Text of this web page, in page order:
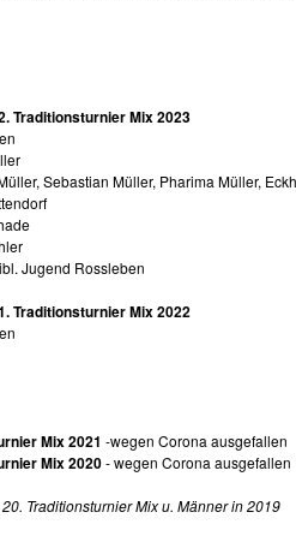
Traditionsturnier Mix 2023
Sebastian Müller, Pharima Müller,
Jugend Rossleben
Traditionsturnier Mix 2022
Mix 2021 -wegen Corona ausgefallen
Mix 2020- wegen Corona ausgefallen
Traditionsturnier Mix u. Männer in 2019